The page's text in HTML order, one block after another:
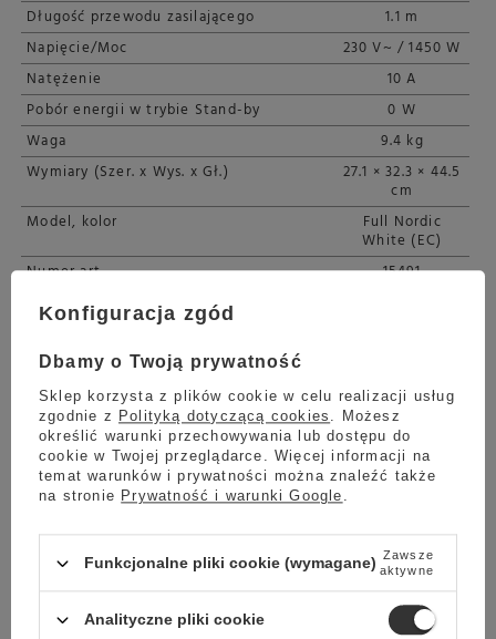
Długość przewodu zasilającego
1.1 m
Napięcie/Moc
230 V~ / 1450 W
Natężenie
10 A
Pobór energii w trybie Stand-by
0 W
Waga
9.4 kg
Wymiary (Szer. x Wys. x Gł.)
27.1 × 32.3 × 44.5
cm
Model, kolor
Full Nordic
White (EC)
Numer art.
15491
Zestaw zawiera:
Pasek do
pomiaru
twardości wody
Wężyk do mleka
Pojemnik do
czyszczenia
systemu mleka
Konfiguracja zgód
Dbamy o Twoją prywatność
Sklep korzysta z plików cookie w celu realizacji usług
zgodnie z Polityką dotyczącą cookies . Możesz
określić warunki przechowywania lub dostępu do
cookie w Twojej przeglądarce. Więcej informacji na
temat warunków i prywatności można znaleźć także
na stronie Prywatność i warunki Google .
Funkcjonalne pliki cookie (wymagane) Zawsze
aktywne
Analityczne pliki cookie